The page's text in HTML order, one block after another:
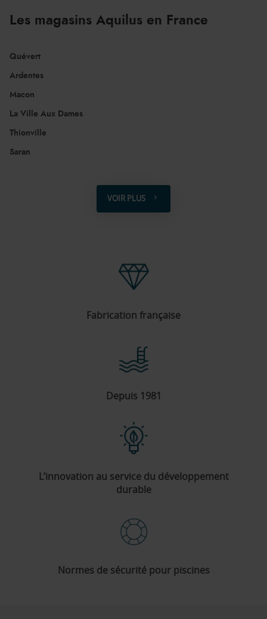
Les magasins Aquilus en France
Quévert
Ardentes
Macon
La Ville Aux Dames
Thionville
Saran
VOIR PLUS
DE
POINTS
Fabrication française
Depuis 1981
L’innovation au service du développement
durable
Normes de sécurité pour piscines